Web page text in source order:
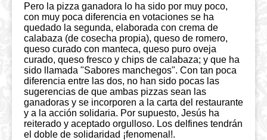
Pero la pizza ganadora lo ha sido por muy poco,
con muy poca diferencia en votaciones se ha
quedado la segunda, elaborada con crema de
calabaza (de cosecha propia), queso de romero,
queso curado con manteca, queso puro oveja
curado, queso fresco y chips de calabaza; y que ha
sido llamada "Sabores manchegos". Con tan poca
diferencia entre las dos, no han sido pocas las
sugerencias de que ambas pizzas sean las
ganadoras y se incorporen a la carta del restaurante
y a la acción solidaria. Por supuesto, Jesús ha
reiterado y aceptado orgulloso. Los delfines tendrán
el doble de solidaridad ¡fenomenal!.